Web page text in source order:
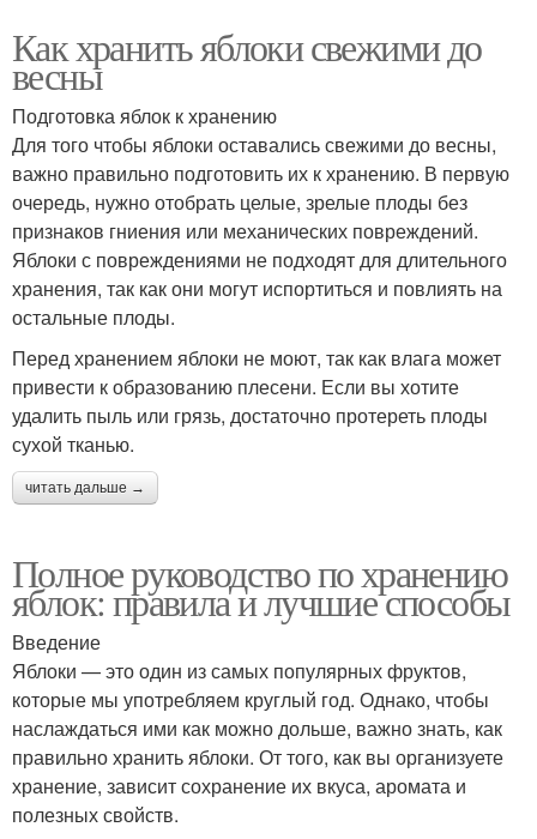
Как хранить яблоки свежими до
весны
Подготовка яблок к хранению
Для того чтобы яблоки оставались свежими до весны,
важно правильно подготовить их к хранению. В первую
очередь, нужно отобрать целые, зрелые плоды без
признаков гниения или механических повреждений.
Яблоки с повреждениями не подходят для длительного
хранения, так как они могут испортиться и повлиять на
остальные плоды.
Перед хранением яблоки не моют, так как влага может
привести к образованию плесени. Если вы хотите
удалить пыль или грязь, достаточно протереть плоды
сухой тканью.
читать дальше →
Полное руководство по хранению
яблок: правила и лучшие способы
Введение
Яблоки — это один из самых популярных фруктов,
которые мы употребляем круглый год. Однако, чтобы
наслаждаться ими как можно дольше, важно знать, как
правильно хранить яблоки. От того, как вы организуете
хранение, зависит сохранение их вкуса, аромата и
полезных свойств.